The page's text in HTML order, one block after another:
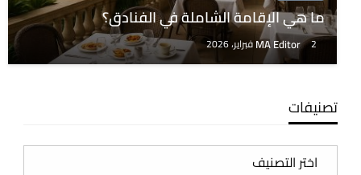
ما هي الإقامة الشاملة في الفنادق؟
MA Editor 2 فبراير، 2026
تصنيفات
تصنيفات